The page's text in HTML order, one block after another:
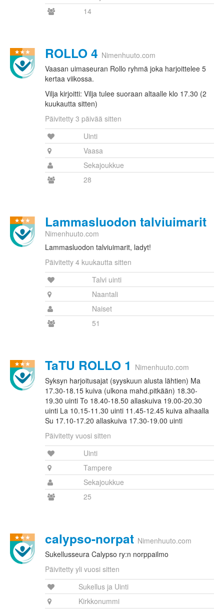
14
ROLLO 4 Nimenhuuto.com
Vaasan uimaseuran Rollo ryhmä joka harjoittelee 5
kertaa viikossa.
Vilja kirjoitti: Vilja tulee suoraan altaalle klo 17.30 (2
kuukautta sitten)
Päivitetty 3 päivää sitten
Uinti
Vaasa
Sekajoukkue
28
Lammasluodon talviuimarit
Nimenhuuto.com
Lammasluodon talviuimarit, ladyt!
Päivitetty 4 kuukautta sitten
Talvi uinti
Naantali
Naiset
51
TaTU ROLLO 1 Nimenhuuto.com
Syksyn harjoitusajat (syyskuun alusta lähtien) Ma
17.30-18.15 kuiva (ulkona mahd.pitkään) 18.30-
19.30 uinti To 18.40-18.50 allaskuiva 19.00-20.30
uinti La 10.15-11.30 uinti 11.45-12.45 kuiva alhaalla
Su 17.10-17.20 allaskuiva 17.30-19.00 uinti
Päivitetty vuosi sitten
Uinti
Tampere
Sekajoukkue
25
calypso-norpat Nimenhuuto.com
Sukellusseura Calypso ry:n norppailmo
Päivitetty yli vuosi sitten
Sukellus ja Uinti
Kirkkonummi